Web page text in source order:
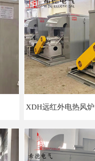
XDH远红外电热风炉